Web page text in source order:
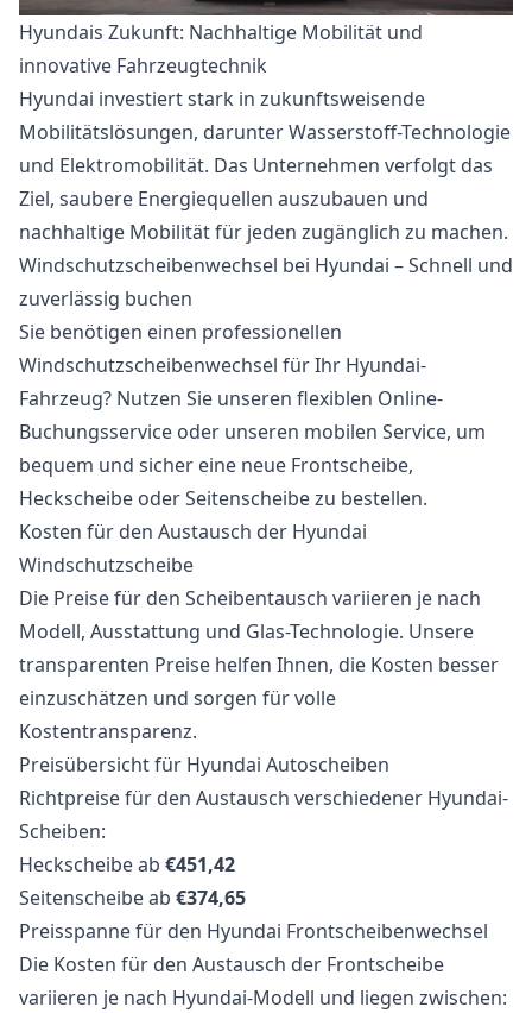
Hyundais Zukunft: Nachhaltige Mobilität und
innovative Fahrzeugtechnik
Hyundai investiert stark in zukunftsweisende
Mobilitätslösungen, darunter Wasserstoff-Technologie
und Elektromobilität. Das Unternehmen verfolgt das
Ziel, saubere Energiequellen auszubauen und
nachhaltige Mobilität für jeden zugänglich zu machen.
Windschutzscheibenwechsel bei Hyundai – Schnell und
zuverlässig buchen
Sie benötigen einen professionellen
Windschutzscheibenwechsel für Ihr Hyundai-
Fahrzeug? Nutzen Sie unseren flexiblen Online-
Buchungsservice oder unseren mobilen Service, um
bequem und sicher eine neue Frontscheibe,
Heckscheibe oder Seitenscheibe zu bestellen.
Kosten für den Austausch der Hyundai
Windschutzscheibe
Die Preise für den Scheibentausch variieren je nach
Modell, Ausstattung und Glas-Technologie. Unsere
transparenten Preise helfen Ihnen, die Kosten besser
einzuschätzen und sorgen für volle
Kostentransparenz.
Preisübersicht für Hyundai Autoscheiben
Richtpreise für den Austausch verschiedener Hyundai-
Scheiben:
Heckscheibe ab €451,42
Seitenscheibe ab €374,65
Preisspanne für den Hyundai Frontscheibenwechsel
Die Kosten für den Austausch der Frontscheibe
variieren je nach Hyundai-Modell und liegen zwischen: